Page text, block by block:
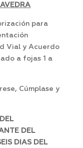
para
Vial y Acuerdo
a fojas 1 a
Cúmplase y
DEL
DIAS DEL